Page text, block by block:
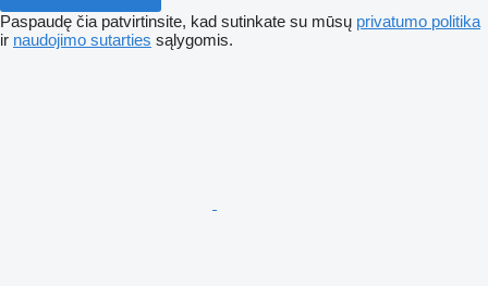
Paspaudę čia patvirtinsite, kad sutinkate su mūsų privatumo politika
ir naudojimo sutarties sąlygomis.